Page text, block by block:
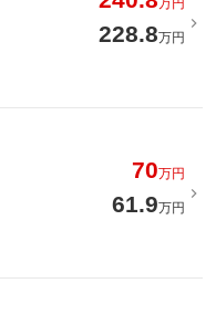
万円
228.8万円
70万円
61.9万円